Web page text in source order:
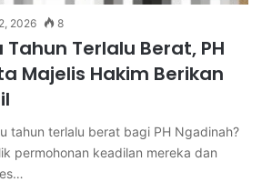
2026 8
Terlalu Berat, PH
Majelis Hakim Berikan
tahun terlalu berat bagi PH Ngadinah?
permohonan keadilan mereka dan